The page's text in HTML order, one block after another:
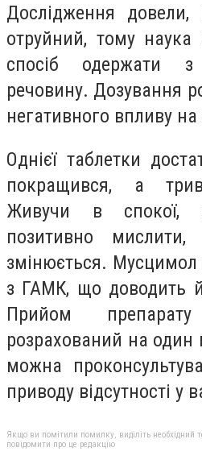
Дослідження
отруйний, тому наука
спосіб одержати
речовину. Дозування
негативного впливу
Однієї таблетки
покращився, а
Живучи в спокої,
позитивно мислити,
змінюється. Мусцимол
з ГАМК, що доводить
Прийом
розрахований на один
можна
приводу відсутності у
Якщо ви помітили помилку, виділіть необхідний
повідомити про це редакцію